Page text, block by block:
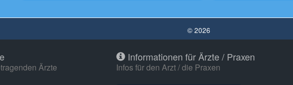
© 2026
Ärzte
Informationen für Ärzte / Praxen
Infos für den Arzt / die Praxen